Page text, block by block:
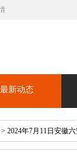
最新动态
> 2024年7月11日安徽